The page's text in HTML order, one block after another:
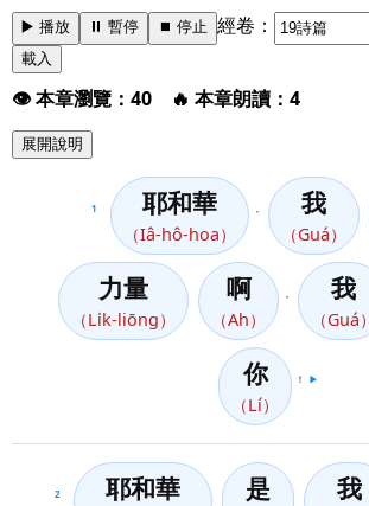
▶️ 播放 ⏸️ 暫停 ⏹️ 停止 經卷：
載入
👁️ 本章瀏覽：40 🔥 本章朗讀：4
展開說明
1 耶和華
（Iâ-hô-hoa）
我
（Guá）
力量
（Li̍k-liōng）
啊
（Ah）
我
（Guá）
你
（Lí）
！ ▶️
2 耶和華 是 我